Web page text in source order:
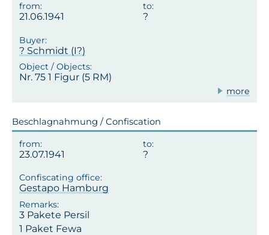
21.06.1941
? Schmidt (I?)
Nr. 75 1 Figur (5 RM)
more
Beschlagnahmung / Confiscation
23.07.1941
Gestapo Hamburg
3 Pakete Persil
1 Paket Fewa